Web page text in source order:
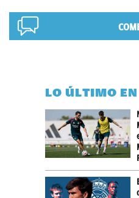
LO ÚLTIMO